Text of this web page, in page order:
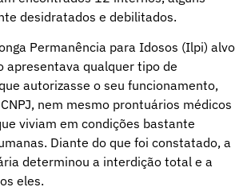
desidratados e debilitados.
Permanência para Idosos (Ilpi) alvo
apresentava qualquer tipo de
autorizasse o seu funcionamento,
nem mesmo prontuários médicos
viviam em condições bastante
Diante do que foi constatado, a
determinou a interdição total e a
eles.